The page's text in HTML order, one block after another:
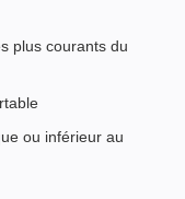
plus courants du
ou inférieur au